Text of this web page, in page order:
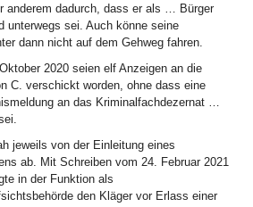
anderem dadurch, dass er als … Bürger
unterwegs sei. Auch könne seine
dann nicht auf dem Gehweg fahren.
2020 seien elf Anzeigen an die
C. verschickt worden, ohne dass eine
an das Kriminalfachdezernat …
jeweils von der Einleitung eines
ab. Mit Schreiben vom 24. Februar 2021
in der Funktion als
den Kläger vor Erlass einer